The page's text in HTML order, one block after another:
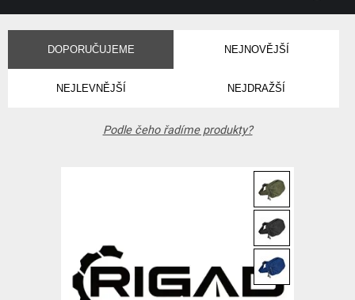
DOPORUČUJEME NEJNOVĚJŠÍ
NEJLEVNĚJŠÍ NEJDRAŽŠÍ
Podle čeho řadíme produkty?